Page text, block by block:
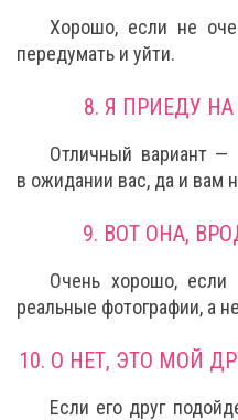
Хорошо, если не
передумать и уйти.
8. Я ПРИЕДУ
Отличный вариант —
в ожидании вас, да и вам
9. ВОТ ОНА,
Очень хорошо, если
реальные фотографии, а
10. О НЕТ, ЭТО МОЙ
Если его друг